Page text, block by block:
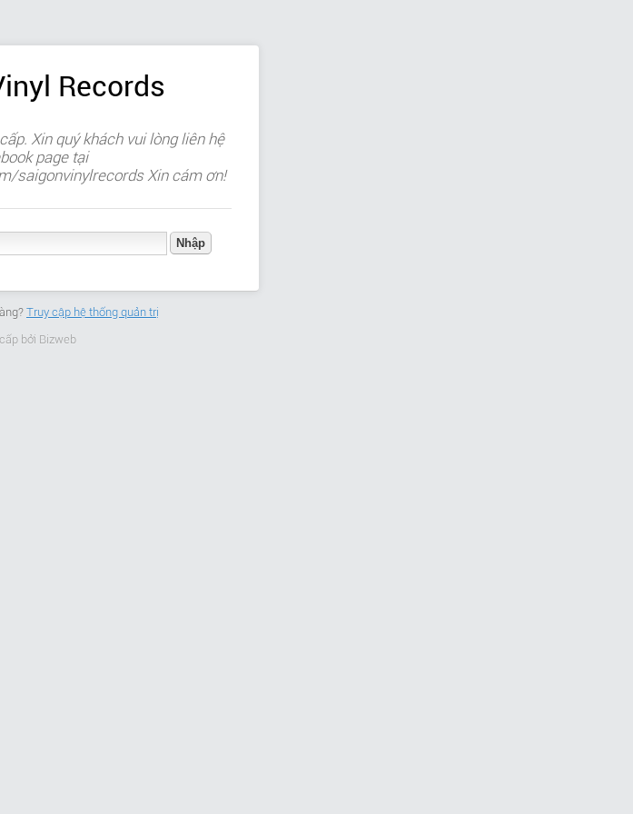
Records
Xin quý khách vui lòng liên hệ
page tại
saigonvinylrecords Xin cám ơn!
Truy cập hệ thống quản trị
bởi Bizweb